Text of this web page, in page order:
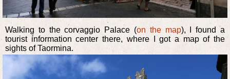
Walking to the corvaggio Palace (on the map), I found a
tourist information center there, where I got a map of the
sights of Taormina.